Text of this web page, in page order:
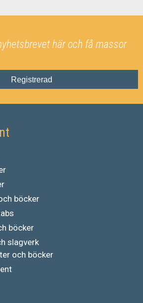
här och få massor
Registrerad
böcker
böcker
slagverk
och böcker